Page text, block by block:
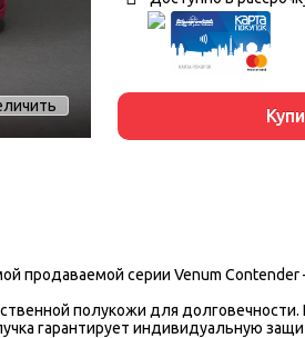
продаваемой серии Venum
полукожи для
гарантирует индивидуальную